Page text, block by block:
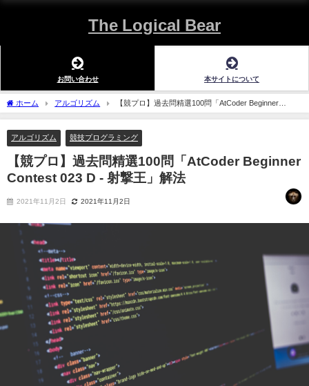
The Logical Bear
お問い合わせ 本サイトについて
ホーム アルゴリズム
【競プロ】過去問精選100問「AtCoder Beginner
Contest 023 D - 射撃王」解法
アルゴリズム 競技プログラミング
【競プロ】過去問精選100問「AtCoder Beginner
Contest 023 D - 射撃王」解法
2021年11月2日 2021年11月2日